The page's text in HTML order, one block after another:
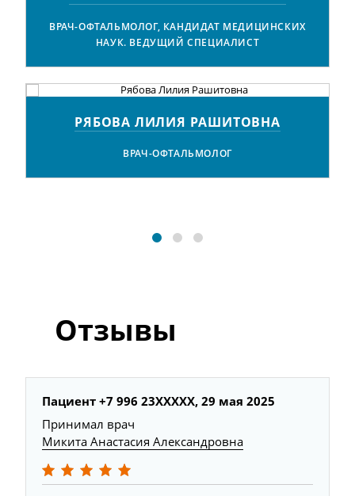
ВРАЧ-ОФТАЛЬМОЛОГ, КАНДИДАТ МЕДИЦИНСКИХ
НАУК. ВЕДУЩИЙ СПЕЦИАЛИСТ
РЯБОВА ЛИЛИЯ РАШИТОВНА
ВРАЧ-ОФТАЛЬМОЛОГ
Отзывы
Пациент +7 996 23XXXXX, 29 мая 2025
Принимал врач
Микита Анастасия Александровна